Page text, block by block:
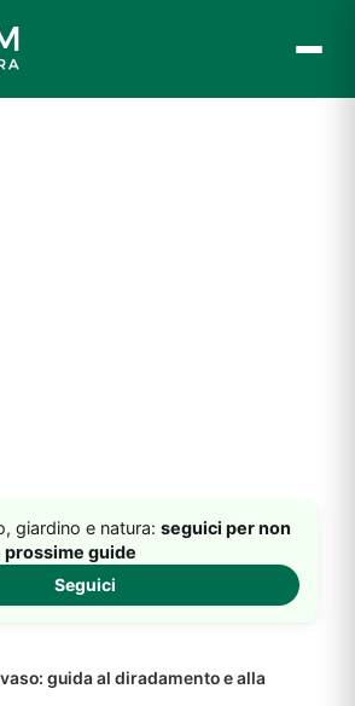
guida al diradamento e alla
giardino e natura: seguici per non
guide
Seguici